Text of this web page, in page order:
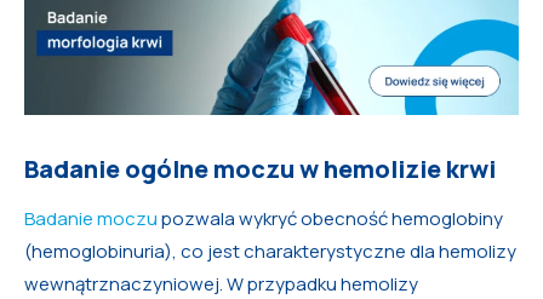
Badanie ogólne moczu w hemolizie krwi
Badanie moczupozwala wykryć obecność hemoglobiny
(hemoglobinuria), co jest charakterystyczne dla hemolizy
wewnątrznaczyniowej. W przypadku hemolizy